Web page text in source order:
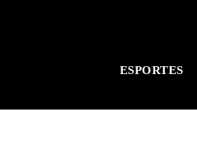
ESPORTES